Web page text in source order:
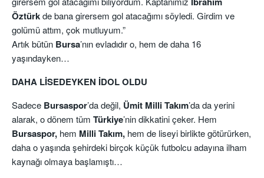
Öztürkde bana girersem gol atacağımı söyledi. Girdim ve
golümü attım, çok mutluyum.”
Artık bütün Bursa’nın evladıdır o, hem de daha 16
yaşındayken…
DAHA LİSEDEYKEN İDOL OLDU
Sadece Bursaspor’da değil, Ümit MilliTakım’da da yerini
alarak, o dönem tüm Türkiye’nin dikkatini çeker. Hem
Bursaspor, hem Milli Takım, hem de liseyi birlikte götürürken,
daha o yaşında şehirdeki birçok küçük futbolcu adayına ilham
kaynağı olmaya başlamıştı…